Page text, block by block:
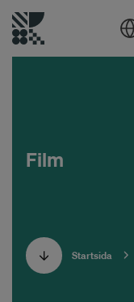
Film
Startsida